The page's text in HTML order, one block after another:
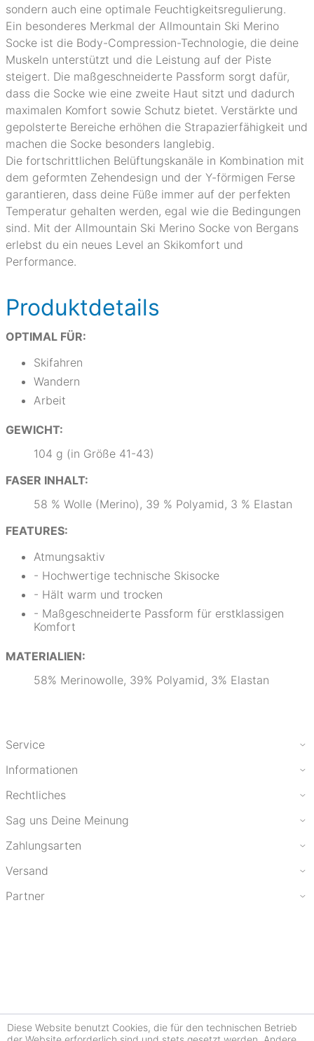
sondern auch eine optimale Feuchtigkeitsregulierung.
Ein besonderes Merkmal der Allmountain Ski Merino
Socke ist die Body-Compression-Technologie, die deine
Muskeln unterstützt und die Leistung auf der Piste
steigert. Die maßgeschneiderte Passform sorgt dafür,
dass die Socke wie eine zweite Haut sitzt und dadurch
maximalen Komfort sowie Schutz bietet. Verstärkte und
gepolsterte Bereiche erhöhen die Strapazierfähigkeit und
machen die Socke besonders langlebig.
Die fortschrittlichen Belüftungskanäle in Kombination mit
dem geformten Zehendesign und der Y-förmigen Ferse
garantieren, dass deine Füße immer auf der perfekten
Temperatur gehalten werden, egal wie die Bedingungen
sind. Mit der Allmountain Ski Merino Socke von Bergans
erlebst du ein neues Level an Skikomfort und
Performance.
Produktdetails
OPTIMAL FÜR:
Skifahren
Wandern
Arbeit
GEWICHT:
104 g (in Größe 41-43)
FASER INHALT:
58 % Wolle (Merino), 39 % Polyamid, 3 % Elastan
FEATURES:
Atmungsaktiv
- Hochwertige technische Skisocke
- Hält warm und trocken
- Maßgeschneiderte Passform für erstklassigen
Komfort
MATERIALIEN:
58% Merinowolle, 39% Polyamid, 3% Elastan
Service
Informationen
Rechtliches
Sag uns Deine Meinung
Zahlungsarten
Versand
Partner
Diese Website benutzt Cookies, die für den technischen Betrieb